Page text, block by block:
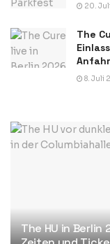
20.
The
8. Juli
The HU in Berlin